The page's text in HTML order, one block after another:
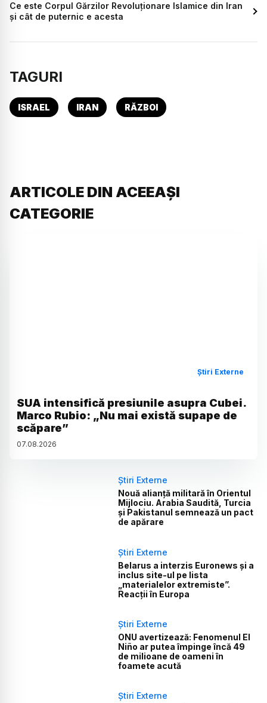
Ce este Corpul Gărzilor Revoluționare Islamice din Iran
și cât de puternic e acesta
TAGURI
ISRAEL IRAN RĂZBOI
ARTICOLE DIN ACEEAȘI
CATEGORIE
Știri Externe
SUA intensifică presiunile asupra Cubei.
Marco Rubio: „Nu mai există supape de
scăpare”
07.08.2026
Știri Externe
Nouă alianță militară în Orientul
Mijlociu. Arabia Saudită, Turcia
și Pakistanul semnează un pact
de apărare
Știri Externe
Belarus a interzis Euronews și a
inclus site-ul pe lista
„materialelor extremiste”.
Reacții în Europa
Știri Externe
ONU avertizează: Fenomenul El
Niño ar putea împinge încă 49
de milioane de oameni în
foamete acută
Știri Externe